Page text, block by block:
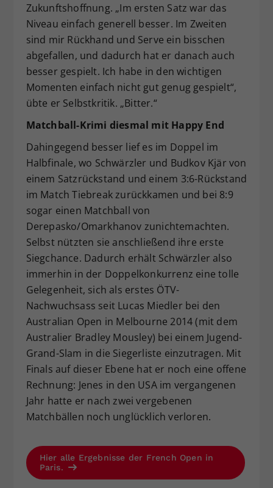
Zukunftshoffnung. „Im ersten Satz war das
Niveau einfach generell besser. Im Zweiten
sind mir Rückhand und Serve ein bisschen
abgefallen, und dadurch hat er danach auch
besser gespielt. Ich habe in den wichtigen
Momenten einfach nicht gut genug gespielt“,
übte er Selbstkritik. „Bitter.“
Matchball-Krimi diesmal mit Happy End
Dahingegend besser lief es im Doppel im
Halbfinale, wo Schwärzler und Budkov Kjär von
einem Satzrückstand und einem 3:6-Rückstand
im Match Tiebreak zurückkamen und bei 8:9
sogar einen Matchball von
Derepasko/Omarkhanov zunichtemachten.
Selbst nützten sie anschließend ihre erste
Siegchance. Dadurch erhält Schwärzler also
immerhin in der Doppelkonkurrenz eine tolle
Gelegenheit, sich als erstes ÖTV-
Nachwuchsass seit Lucas Miedler bei den
Australian Open in Melbourne 2014 (mit dem
Australier Bradley Mousley) bei einem Jugend-
Grand-Slam in die Siegerliste einzutragen. Mit
Finals auf dieser Ebene hat er noch eine offene
Rechnung: Jenes in den USA im vergangenen
Jahr hatte er nach zwei vergebenen
Matchbällen noch unglücklich verloren.
Hier alle Ergebnisse der French Open in
Paris.